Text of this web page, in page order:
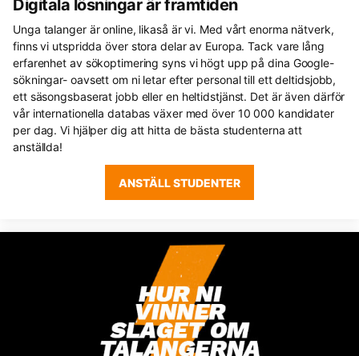
Digitala lösningar är framtiden
Unga talanger är online, likaså är vi. Med vårt enorma nätverk,
finns vi utspridda över stora delar av Europa. Tack vare lång
erfarenhet av sökoptimering syns vi högt upp på dina Google-
sökningar- oavsett om ni letar efter personal till ett deltidsjobb,
ett säsongsbaserat jobb eller en heltidstjänst. Det är även därför
vår internationella databas växer med över 10 000 kandidater
per dag. Vi hjälper dig att hitta de bästa studenterna att
anställda!
ANSTÄLL STUDENTER